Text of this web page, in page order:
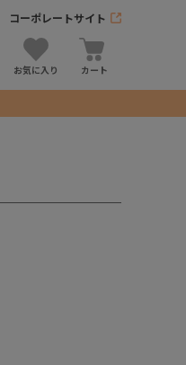
コーポレートサイト
お気に入り カート